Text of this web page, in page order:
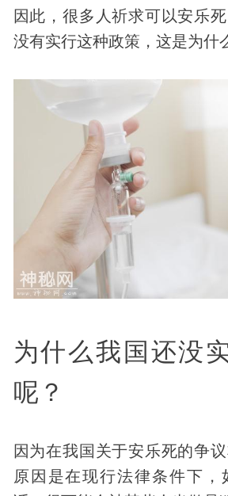
因此，很多人祈求可以安乐
没有实行这种政策，这是为什
为什么我国还没
呢？
因为在我国关于安乐死的争
原因是在现行法律条件下，